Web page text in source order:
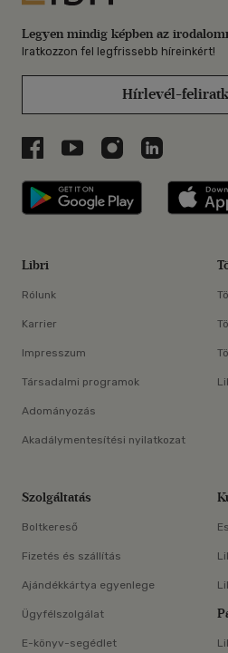
Legyen mindig képben az
Iratkozzon fel legfrissebb híreinkért!
Hírlevél-
Libri a Facebookon
Libri a Youtube-on
Libri azLibri a
Libri
Libri
Rólunk
Karrier
Impresszum
Társadalmi programok
Adományozás
Akadálymentesítési nyilatkozat
Szolgáltatás
Boltkereső
Fizetés és szállítás
Ajándékkártya egyenlege
Ügyfélszolgálat
E-könyv-segédlet